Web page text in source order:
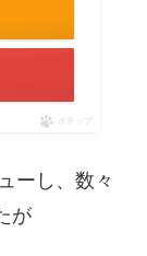
ポチップ
ーし、数々
が